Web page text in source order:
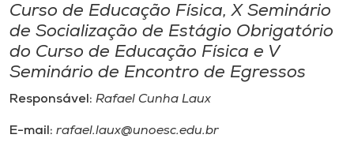
Curso de Educação Física, X Seminário
de Socialização de Estágio Obrigatório
do Curso de Educação Física e V
Seminário de Encontro de Egressos
Responsável: Rafael Cunha Laux
E-mail: rafael.laux@unoesc.edu.br